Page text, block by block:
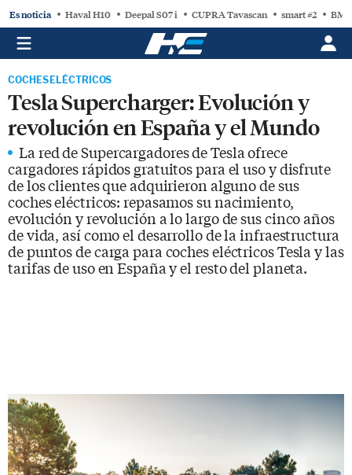
Es noticia Haval H10 Deepal S07 i CUPRA Tavascan smart #2
COCHES ELÉCTRICOS
Tesla Supercharger: Evolución y
revolución en España y el Mundo
La red de Supercargadores de Tesla ofrece
cargadores rápidos gratuitos para el uso y disfrute
de los clientes que adquirieron alguno de sus
coches eléctricos: repasamos su nacimiento,
evolución y revolución a lo largo de sus cinco años
de vida, así como el desarrollo de la infraestructura
de puntos de carga para coches eléctricos Tesla y las
tarifas de uso en España y el resto del planeta.